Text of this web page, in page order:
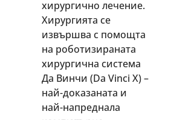
хирургично лечение.
Хирургията се
извършва с помощта
на роботизираната
хирургична система
Да Винчи (Da Vinci X) –
най-доказаната и
най-напреднала